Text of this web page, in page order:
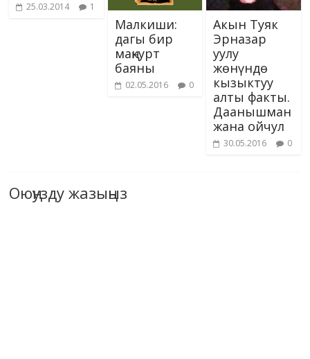
25.03.2014 1
Малкиши:
дагы бир
маңкурт
баяны
02.05.2016 0
Акын Туяк
Эрназар
уулу
жөнүндө
кызыктуу
алты факты.
Даанышман
жана ойчул
30.05.2016 0
Оюңузду жазыңыз